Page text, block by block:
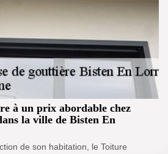
à un prix abordable chez
la ville de Bisten En
de son habitation, le Toiture